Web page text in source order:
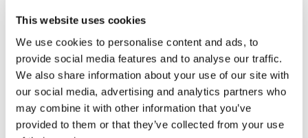
This website uses cookies
We use cookies to personalise content and ads, to
provide social media features and to analyse our traffic.
We also share information about your use of our site with
our social media, advertising and analytics partners who
may combine it with other information that you’ve
provided to them or that they’ve collected from your use
NL
Binnen 30 dagen retourneren
BESCHRIJVING
Gebreide oorwarmers